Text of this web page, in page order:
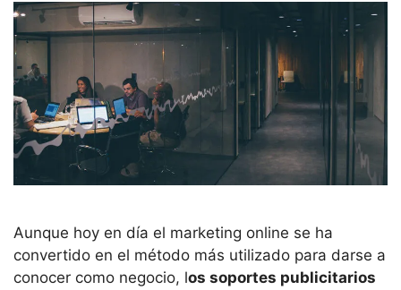
Aunque hoy en día el marketing online se ha
convertido en el método más utilizado para darse a
conocer como negocio, los soportes publicitarios